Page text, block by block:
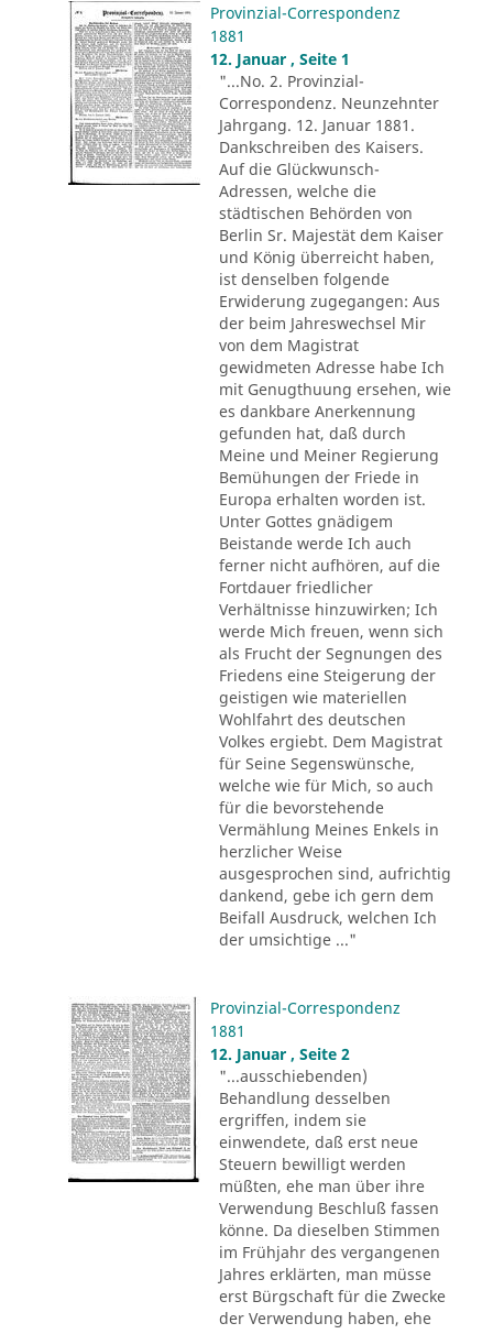
Provinzial-Correspondenz
1881
12. Januar , Seite 1
"...No. 2. Provinzial-
Correspondenz. Neunzehnter
Jahrgang. 12. Januar 1881.
Dankschreiben des Kaisers.
Auf die Glückwunsch-
Adressen, welche die
städtischen Behörden von
Berlin Sr. Majestät dem Kaiser
und König überreicht haben,
ist denselben folgende
Erwiderung zugegangen: Aus
der beim Jahreswechsel Mir
von dem Magistrat
gewidmeten Adresse habe Ich
mit Genugthuung ersehen, wie
es dankbare Anerkennung
gefunden hat, daß durch
Meine und Meiner Regierung
Bemühungen der Friede in
Europa erhalten worden ist.
Unter Gottes gnädigem
Beistande werde Ich auch
ferner nicht aufhören, auf die
Fortdauer friedlicher
Verhältnisse hinzuwirken; Ich
werde Mich freuen, wenn sich
als Frucht der Segnungen des
Friedens eine Steigerung der
geistigen wie materiellen
Wohlfahrt des deutschen
Volkes ergiebt. Dem Magistrat
für Seine Segenswünsche,
welche wie für Mich, so auch
für die bevorstehende
Vermählung Meines Enkels in
herzlicher Weise
ausgesprochen sind, aufrichtig
dankend, gebe ich gern dem
Beifall Ausdruck, welchen Ich
der umsichtige ..."
Provinzial-Correspondenz
1881
12. Januar , Seite 2
"...ausschiebenden)
Behandlung desselben
ergriffen, indem sie
einwendete, daß erst neue
Steuern bewilligt werden
müßten, ehe man über ihre
Verwendung Beschluß fassen
könne. Da dieselben Stimmen
im Frühjahr des vergangenen
Jahres erklärten, man müsse
erst Bürgschaft für die Zwecke
der Verwendung haben, ehe